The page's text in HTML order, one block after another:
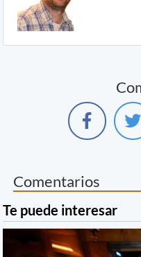
Comentarios